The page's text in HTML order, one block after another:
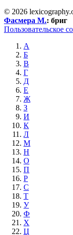
© 2026
Фасмера М.: бриг
Пользовательское
А
Б
В
Г
Д
Е
Ж
З
И
К
Л
М
Н
О
П
Р
С
Т
У
Ф
Х
Ц